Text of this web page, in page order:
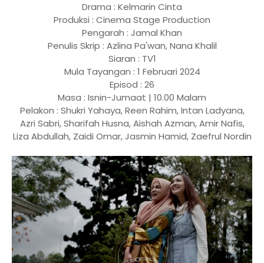
Drama : Kelmarin Cinta
Produksi : Cinema Stage Production
Pengarah : Jamal Khan
Penulis Skrip : Azlina Pa'wan, Nana Khalil
Siaran : TV1
Mula Tayangan : 1 Februari 2024
Episod : 26
Masa : Isnin-Jumaat | 10.00 Malam
Pelakon : Shukri Yahaya, Reen Rahim, Intan Ladyana,
Azri Sabri, Sharifah Husna, Aishah Azman, Amir Nafis,
Liza Abdullah, Zaidi Omar, Jasmin Hamid, Zaefrul Nordin